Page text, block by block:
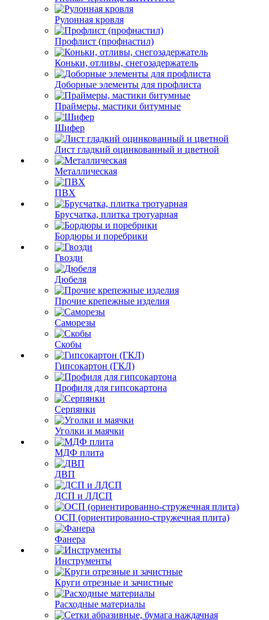
Рулонная кровля
Профлист (профнастил)
Коньки, отливы, снегозадержатель
Доборные элементы для профлиста
Праймеры, мастики битумные
Шифер
Лист гладкий оцинкованный и цветной
Металлическая
ПВХ
Брусчатка, плитка тротуарная
Бордюры и поребрики
Гвозди
Дюбеля
Прочие крепежные изделия
Саморезы
Скобы
Гипсокартон (ГКЛ)
Профиля для гипсокартона
Серпянки
Уголки и маячки
МДФ плита
ДВП
ДСП и ЛДСП
ОСП (ориентированно-стружечная плита)
Фанера
Инструменты
Круги отрезные и зачистные
Расходные материалы